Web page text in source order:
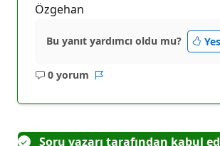
Özgehan
Bu yanıt yardımcı oldu mu? Yes
0 yorum
Açıklama
Soru yazarı tarafından kabul